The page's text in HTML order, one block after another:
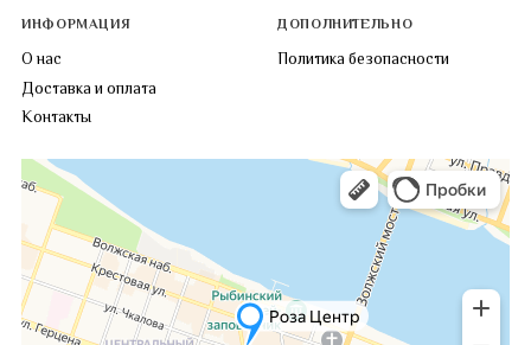
ИНФОРМАЦИЯ
О нас
Доставка и оплата
Контакты
ДОПОЛНИТЕЛЬНО
Политика безопасности